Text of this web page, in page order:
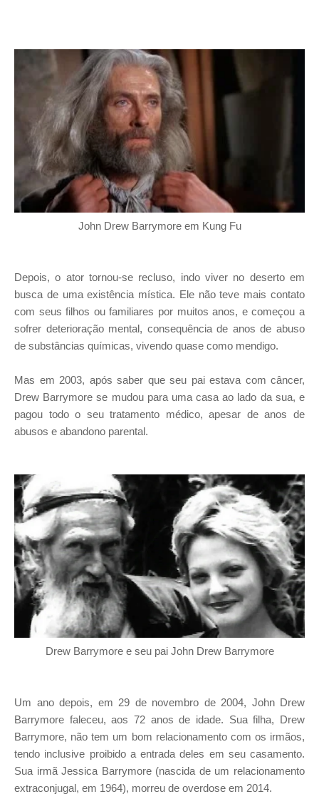
John Drew Barrymore em Kung Fu
Depois, o ator tornou-se recluso, indo viver no deserto em
busca de uma existência mística. Ele não teve mais contato
com seus filhos ou familiares por muitos anos, e começou a
sofrer deterioração mental, consequência de anos de abuso
de substâncias químicas, vivendo quase como mendigo.
Mas em 2003, após saber que seu pai estava com câncer,
Drew Barrymore se mudou para uma casa ao lado da sua, e
pagou todo o seu tratamento médico, apesar de anos de
abusos e abandono parental.
Drew Barrymore e seu pai John Drew Barrymore
Um ano depois, em 29 de novembro de 2004, John Drew
Barrymore faleceu, aos 72 anos de idade. Sua filha, Drew
Barrymore, não tem um bom relacionamento com os irmãos,
tendo inclusive proibido a entrada deles em seu casamento.
Sua irmã Jessica Barrymore (nascida de um relacionamento
extraconjugal, em 1964), morreu de overdose em 2014.